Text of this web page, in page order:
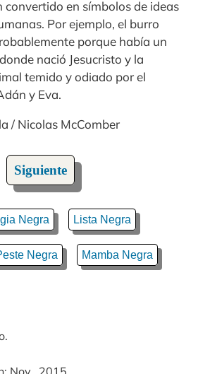
convertido en símbolos de ideas
Por ejemplo, el burro
porque había un
nació Jesucristo y la
temido y odiado por el
y Eva.
/ Nicolas McComber
Siguiente
Negra Lista Negra
Negra Mamba Negra